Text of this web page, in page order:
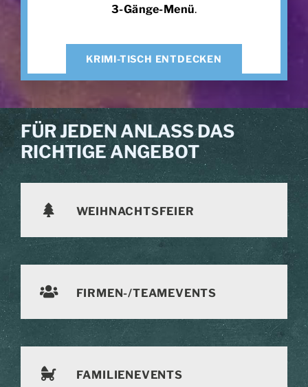
3-Gänge-Menü.
KRIMI-TISCH ENTDECKEN
FÜR JEDEN ANLASS DAS
RICHTIGE ANGEBOT
WEIHNACHTSFEIER
FIRMEN-/TEAMEVENTS
FAMILIENEVENTS